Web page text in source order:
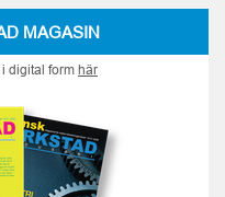
MAGASIN
digital form här